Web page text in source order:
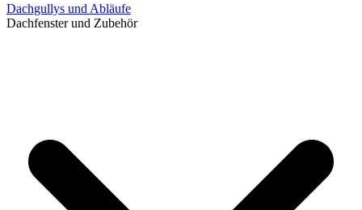
Dachgullys und Abläufe
Dachfenster und Zubehör